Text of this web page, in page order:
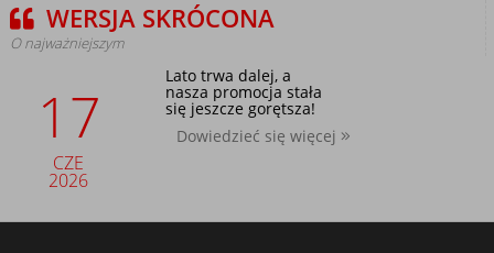
WERSJA SKRÓCONA
O najważniejszym
17
CZE
2026
Lato trwa dalej, a
nasza promocja stała
się jeszcze gorętsza!
Dowiedzieć się więcej